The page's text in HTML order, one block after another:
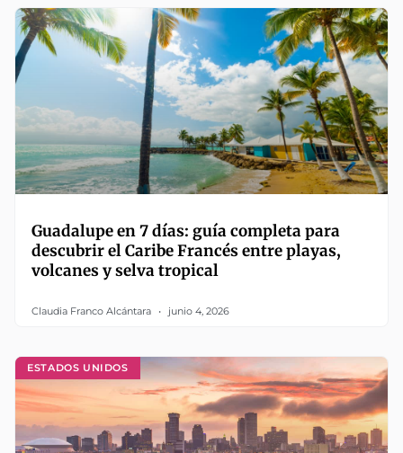
Guadalupe en 7 días: guía completa para
descubrir el Caribe Francés entre playas,
volcanes y selva tropical
Claudia Franco Alcántara junio 4, 2026
ESTADOS UNIDOS